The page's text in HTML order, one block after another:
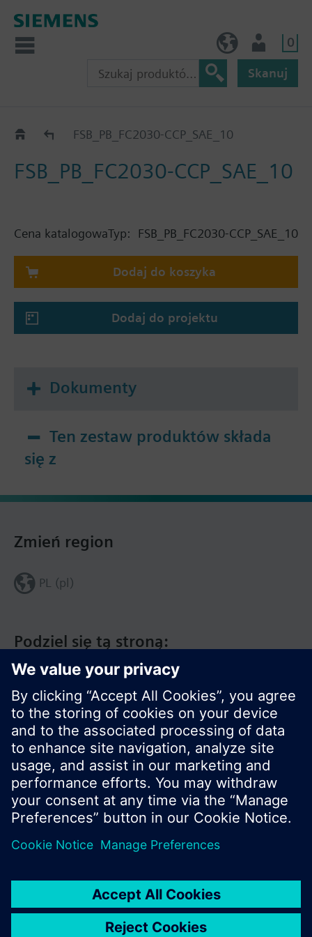
0
Skanuj
KatalogFSB_PB_FC2030-CCP_SAE_10
FSB_PB_FC2030-CCP_SAE_10
Cena katalogowaTyp: FSB_PB_FC2030-CCP_SAE_10
Dodaj do koszyka
Dodaj do projektu
Dokumenty
Ten zestaw produktów składa
się z
Podziel się tą stroną:
Zmień region
PL (pl)
© Siemens Switzerland Ltd. 2020
Zakres produktów i ceny mogą się różnić w
Polityka prywatności
Warunki użytkowania